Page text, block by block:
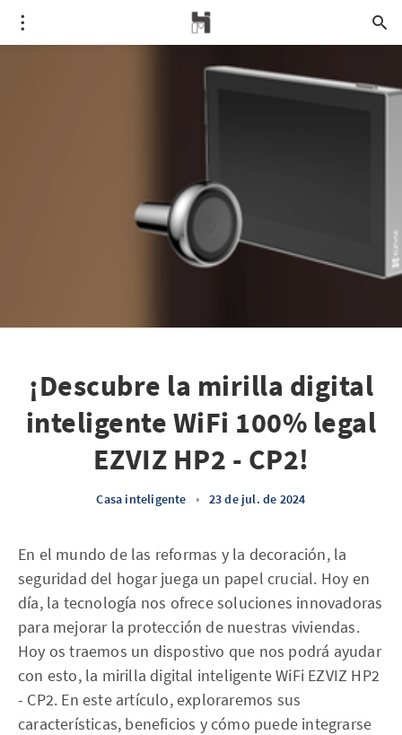
¡Descubre la mirilla digital
inteligente WiFi 100% legal
EZVIZ HP2 - CP2!
Casa inteligente • 23 de jul. de 2024
En el mundo de las reformas y la decoración, la
seguridad del hogar juega un papel crucial. Hoy en
día, la tecnología nos ofrece soluciones innovadoras
para mejorar la protección de nuestras viviendas.
Hoy os traemos un dispostivo que nos podrá ayudar
con esto, la mirilla digital inteligente WiFi EZVIZ HP2
- CP2. En este artículo, exploraremos sus
características, beneficios y cómo puede integrarse